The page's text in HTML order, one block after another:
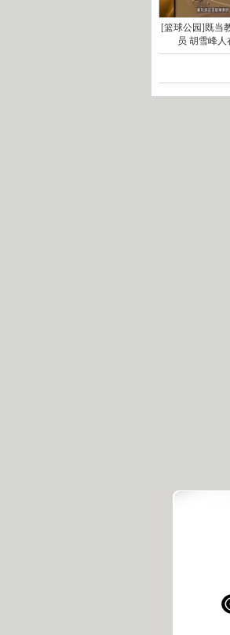
[篮球公园]既当
员 胡雪峰人